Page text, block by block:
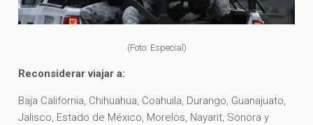
(Foto: Especial)
Reconsiderar viajar a:
Baja California, Chihuahua, Coahuila, Durango, Guanajuato,
Jalisco, Estado de México, Morelos, Nayarit, Sonora y